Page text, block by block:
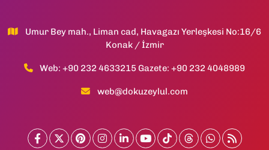
Umur Bey mah., Liman cad, Havagazı Yerleşkesi No:16/6
Konak / İzmir
Web: +90 232 4633215 Gazete: +90 232 4048989
web@dokuzeylul.com